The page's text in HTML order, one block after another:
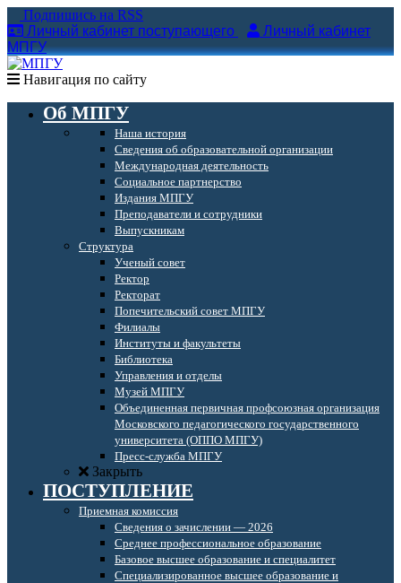
Подпишись на RSS
Личный кабинет поступающего
Личный кабинет
МПГУ
Навигация по сайту
Об МПГУ
Наша история
Сведения об образовательной организации
Международная деятельность
Социальное партнерство
Издания МПГУ
Преподаватели и сотрудники
Выпускникам
Структура
Ученый совет
Ректор
Ректорат
Попечительский совет МПГУ
Филиалы
Институты и факультеты
Библиотека
Управления и отделы
Музей МПГУ
Объединенная первичная профсоюзная организация
Московского педагогического государственного
университета (ОППО МПГУ)
Пресс-служба МПГУ
Закрыть
ПОСТУПЛЕНИЕ
Приемная комиссия
Сведения о зачислении — 2026
Среднее профессиональное образование
Базовое высшее образование и специалитет
Специализированное высшее образование и